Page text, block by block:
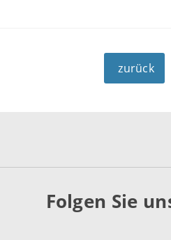
zurück
Folgen Sie